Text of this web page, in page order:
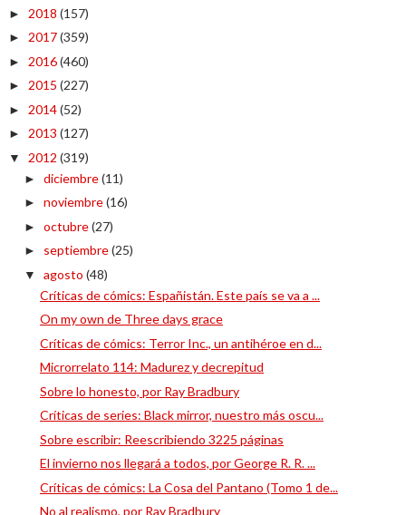
► 2018 (157)
► 2017(359)
► 2016(460)
► 2015 (227)
► 2014(52)
► 2013 (127)
▼ 2012 (319)
► diciembre(11)
► noviembre(16)
► octubre(27)
► septiembre(25)
▼ agosto (48)
Críticas de cómics: Españistán. Este país se va a ...
On my own de Three days grace
Críticas de cómics: Terror Inc., un antihéroe en d...
Microrrelato 114: Madurez y decrepitud
Sobre lo honesto, por Ray Bradbury
Críticas de series: Black mirror, nuestro más oscu...
Sobre escribir: Reescribiendo 3225 páginas
El invierno nos llegará a todos, por George R. R. ...
Críticas de cómics: La Cosa del Pantano (Tomo 1 de...
No al realismo, por Ray Bradbury